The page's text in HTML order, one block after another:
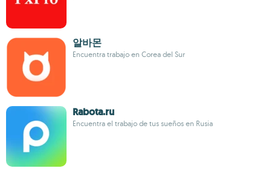
알바몬
Encuentra trabajo en Corea del Sur
Rabota.ru
Encuentra el trabajo de tus sueños en Rusia